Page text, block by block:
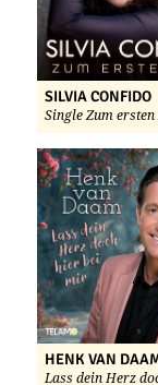
SILVIA CONFIDO
Single Zum
HENK VAN
Lass dein Herz